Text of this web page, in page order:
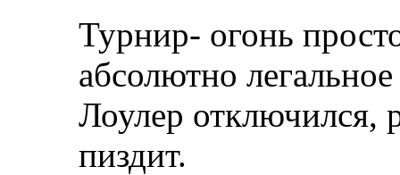
Турнир- огонь
абсолютно
Лоулер отключился,
пиздит.